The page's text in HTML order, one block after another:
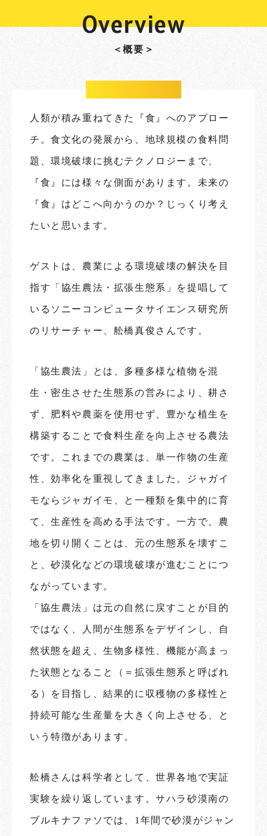
Overview
＜概要＞
人類が積み重ねてきた『食』へのアプロー
チ。食文化の発展から、地球規模の食料問
題、環境破壊に挑むテクノロジーまで、
『食』には様々な側面があります。未来の
『食』はどこへ向かうのか？じっくり考え
たいと思います。
ゲストは、農業による環境破壊の解決を目
指す「協生農法・拡張生態系」を提唱して
いるソニーコンピュータサイエンス研究所
のリサーチャー、舩橋真俊さんです。
「協生農法」とは、多種多様な植物を混
生・密生させた生態系の営みにより、耕さ
ず、肥料や農薬を使用せず、豊かな植生を
構築することで食料生産を向上させる農法
です。これまでの農業は、単一作物の生産
性、効率化を重視してきました。ジャガイ
モならジャガイモ、と一種類を集中的に育
て、生産性を高める手法です。一方で、農
地を切り開くことは、元の生態系を壊すこ
と、砂漠化などの環境破壊が進むことにつ
ながっています。
「協生農法」は元の自然に戻すことが目的
ではなく、人間が生態系をデザインし、自
然状態を超え、生物多様性、機能が高まっ
た状態となること（＝拡張生態系と呼ばれ
る）を目指し、結果的に収穫物の多様性と
持続可能な生産量を大きく向上させる、と
いう特徴があります。
舩橋さんは科学者として、世界各地で実証
実験を繰り返しています。サハラ砂漠南の
ブルキナファソでは、1年間で砂漠がジャン